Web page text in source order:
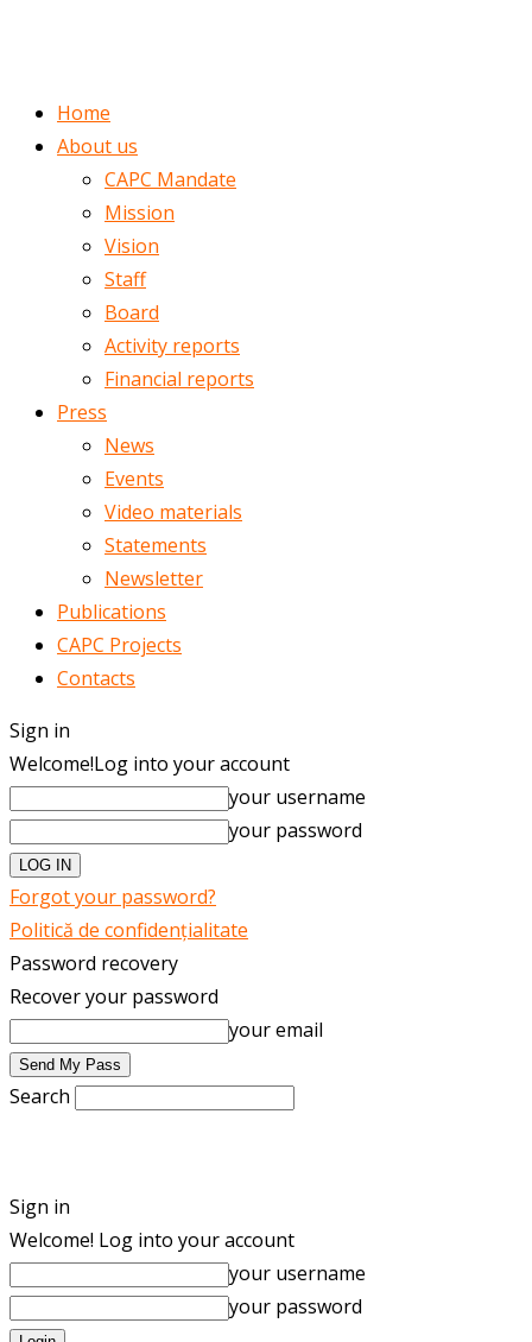
Home
About us
CAPC Mandate
Mission
Vision
Staff
Board
Activity reports
Financial reports
Press
News
Events
Video materials
Statements
Newsletter
Publications
CAPC Projects
Contacts
Sign in
Welcome!Log into your account
your username
your password
Forgot your password?
Politică de confidențialitate
Password recovery
Recover your password
your email
Search
Sign in
Welcome! Log into your account
your username
your password